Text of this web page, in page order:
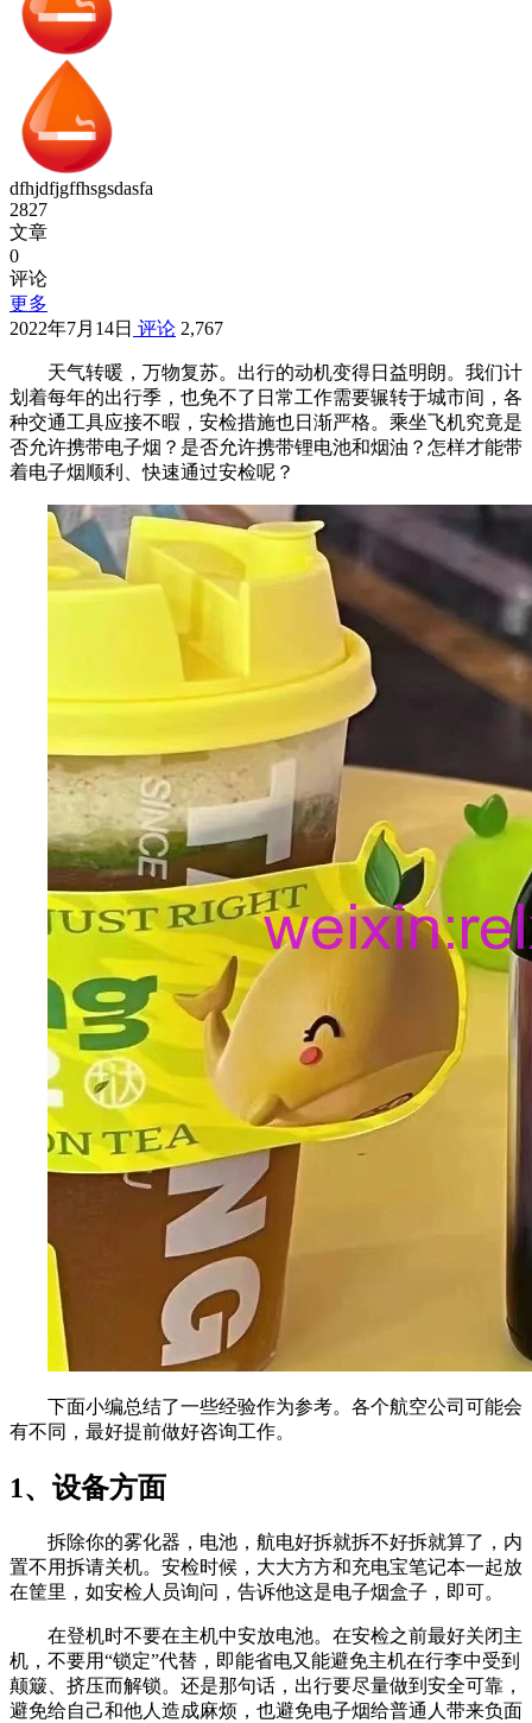
dfhjdfjgffhsgsdasfa
2827
文章
0
评论
更多
2022年7月14日 评论 2,767
天气转暖，万物复苏。出行的动机变得日益明朗。我们计
划着每年的出行季，也免不了日常工作需要辗转于城市间，各
种交通工具应接不暇，安检措施也日渐严格。乘坐飞机究竟是
否允许携带电子烟？是否允许携带锂电池和烟油？怎样才能带
着电子烟顺利、快速通过安检呢？
下面小编总结了一些经验作为参考。各个航空公司可能会
有不同，最好提前做好咨询工作。
1、设备方面
拆除你的雾化器，电池，航电好拆就拆不好拆就算了，内
置不用拆请关机。安检时候，大大方方和充电宝笔记本一起放
在筐里，如安检人员询问，告诉他这是电子烟盒子，即可。
在登机时不要在主机中安放电池。在安检之前最好关闭主
机，不要用“锁定”代替，即能省电又能避免主机在行李中受到
颠簸、挤压而解锁。还是那句话，出行要尽量做到安全可靠，
避免给自己和他人造成麻烦，也避免电子烟给普通人带来负面